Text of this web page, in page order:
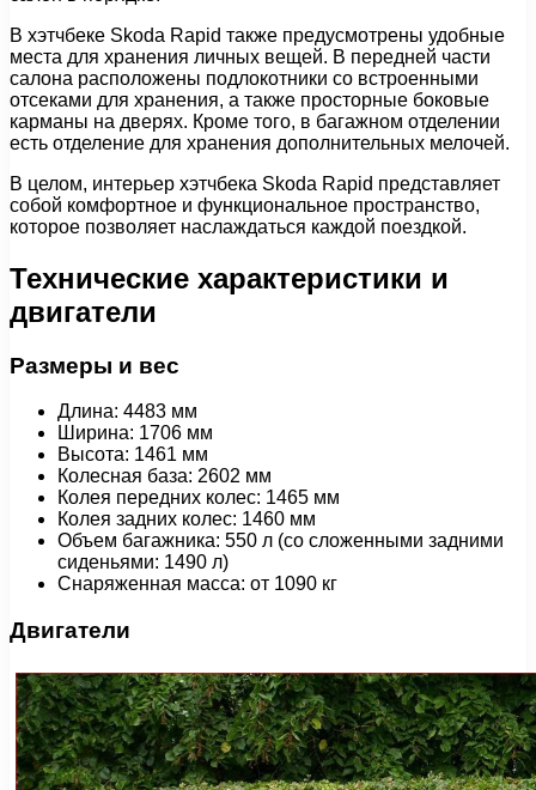
В хэтчбеке Skoda Rapid также предусмотрены удобные
места для хранения личных вещей. В передней части
салона расположены подлокотники со встроенными
отсеками для хранения, а также просторные боковые
карманы на дверях. Кроме того, в багажном отделении
есть отделение для хранения дополнительных мелочей.
В целом, интерьер хэтчбека Skoda Rapid представляет
собой комфортное и функциональное пространство,
которое позволяет наслаждаться каждой поездкой.
Технические характеристики и
двигатели
Размеры и вес
Длина: 4483 мм
Ширина: 1706 мм
Высота: 1461 мм
Колесная база: 2602 мм
Колея передних колес: 1465 мм
Колея задних колес: 1460 мм
Объем багажника: 550 л (со сложенными задними
сиденьями: 1490 л)
Снаряженная масса: от 1090 кг
Двигатели